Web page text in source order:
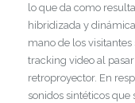
lo que da como
hibridizada y
mano de los
tracking video al
retroproyector. En
sonidos sintéticos